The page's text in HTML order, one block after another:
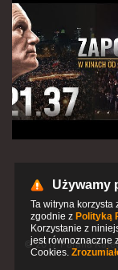
© 2017 Parafia
Używamy
Ta witryna korzysta
zgodnie z Polityką
Korzystanie z
jest równoznaczne
Cookies.